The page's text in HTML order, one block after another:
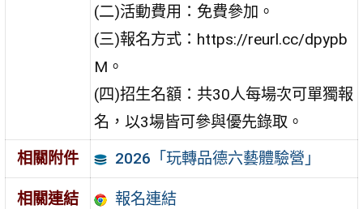
(二)活動費用：免費參加。
(三)報名方式：https://reurl.cc/dpypb
M。
(四)招生名額：共30人每場次可單獨報
名，以3場皆可參與優先錄取。
相關附件
2026「玩轉品德六藝體驗營」
相關連結 報名連結